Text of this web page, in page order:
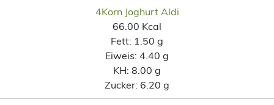
4Korn Joghurt Aldi
66.00 Kcal
Fett: 1.50 g
Eiweis: 4.40 g
KH: 8.00 g
Zucker: 6.20 g